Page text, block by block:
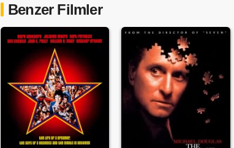
Benzer Filmler